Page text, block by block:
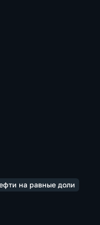
на равные доли